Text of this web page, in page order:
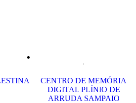
CENTRO DE MEMÓRIA
DIGITAL PLÍNIO DE
ARRUDA SAMPAIO